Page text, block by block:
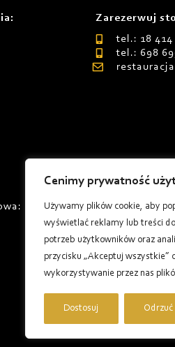
Cenimy prywatność
Używamy plików cookie, aby
wyświetlać reklamy lub treści
potrzeb użytkowników oraz
przycisku „Akceptuj wszystkie”
wykorzystywanie przez nas
Dostosuj Odrzuć
:
12-18
Zarezerwuj
tel.: 18 414
tel.: 698